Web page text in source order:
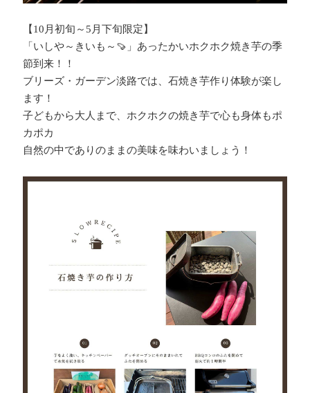
【10月初旬～5月下旬限定】
「いしや～きいも～🍠」あったかいホクホク焼き芋の季
節到来！！
ブリーズ・ガーデン淡路では、石焼き芋作り体験が楽し
ます！
子どもから大人まで、ホクホクの焼き芋で心も身体もポ
カポカ
自然の中でありのままの美味を味わいましょう！